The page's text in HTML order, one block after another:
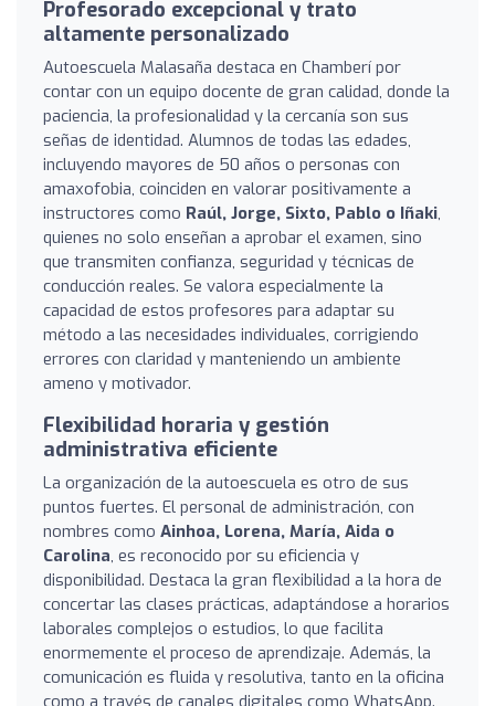
Profesorado excepcional y trato
altamente personalizado
Autoescuela Malasaña destaca en Chamberí por
contar con un equipo docente de gran calidad, donde la
paciencia, la profesionalidad y la cercanía son sus
señas de identidad. Alumnos de todas las edades,
incluyendo mayores de 50 años o personas con
amaxofobia, coinciden en valorar positivamente a
instructores como Raúl, Jorge, Sixto, Pablo o Iñaki,
quienes no solo enseñan a aprobar el examen, sino
que transmiten confianza, seguridad y técnicas de
conducción reales. Se valora especialmente la
capacidad de estos profesores para adaptar su
método a las necesidades individuales, corrigiendo
errores con claridad y manteniendo un ambiente
ameno y motivador.
Flexibilidad horaria y gestión
administrativa eficiente
La organización de la autoescuela es otro de sus
puntos fuertes. El personal de administración, con
nombres como Ainhoa, Lorena, María, Aida o
Carolina, es reconocido por su eficiencia y
disponibilidad. Destaca la gran flexibilidad a la hora de
concertar las clases prácticas, adaptándose a horarios
laborales complejos o estudios, lo que facilita
enormemente el proceso de aprendizaje. Además, la
comunicación es fluida y resolutiva, tanto en la oficina
como a través de canales digitales como WhatsApp.